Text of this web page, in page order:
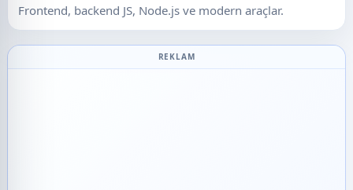
Frontend, backend JS, Node.js ve modern araçlar.
REKLAM